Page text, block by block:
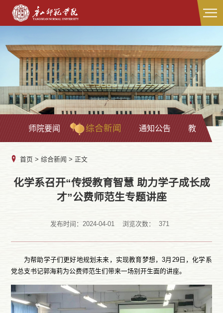
师院要闻 综合新闻 通知公告 教学科研
首页 > 综合新闻 > 正文
化学系召开“传授教育智慧 助力学子成长成
才”公费师范生专题讲座
发布时间：2024-04-01 浏览次数： 371
为帮助学子们更好地规划未来，实现教育梦想，3月29日，化学系
党总支书记郭海莉为公费师范生们带来一场别开生面的讲座。